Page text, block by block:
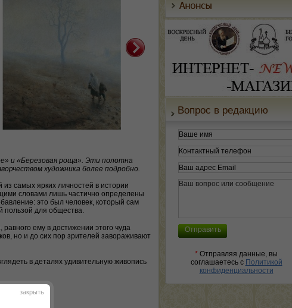
и «Березовая роща». Эти полотна
художника более подробно.
самых ярких личностей в истории
словами лишь частично определены
это был человек, который сам
пользой для общества.
ему в достижении этого чуда
но и до сих пор зрителей завораживают
в деталях удивительную живопись
Вопрос в редакцию
* Отправляя данные, вы
соглашаетесь с Политикой
конфиденциальности
закрыть